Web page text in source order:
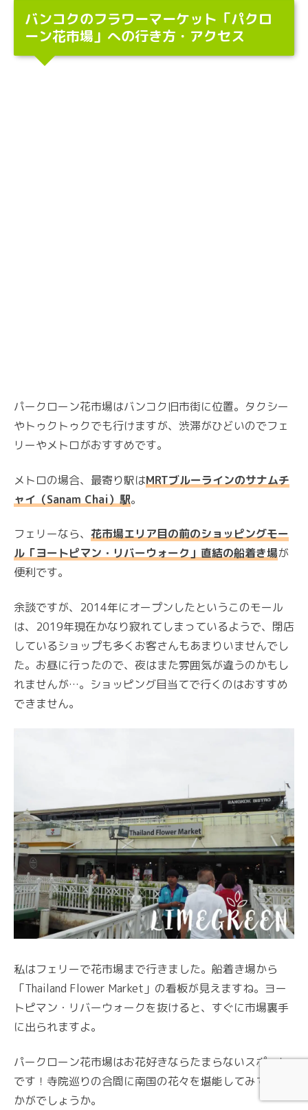
バンコクのフラワーマーケット「パクロ
ーン花市場」への行き方・アクセス
パークローン花市場はバンコク旧市街に位置。タクシー
やトゥクトゥクでも行けますが、渋滞がひどいのでフェ
リーやメトロがおすすめです。
メトロの場合、最寄り駅はMRTブルーラインのサナムチ
ャイ（Sanam Chai）駅。
フェリーなら、 花市場エリア目の前のショッピングモー
ル「ヨートピマン・リバーウォーク」直結の船着き場が
便利です。
余談ですが、2014年にオープンしたというこのモール
は、2019年現在かなり寂れてしまっているようで、閉店
しているショップも多くお客さんもあまりいませんでし
た。お昼に行ったので、夜はまた雰囲気が違うのかもし
れませんが…。ショッピング目当てで行くのはおすすめ
できません。
私はフェリーで花市場まで行きました。船着き場から
「Thailand Flower Market」の看板が見えますね。ヨー
トピマン・リバーウォークを抜けると、すぐに市場裏手
に出られますよ。
パークローン花市場はお花好きならたまらないスポット
です！寺院巡りの合間に南国の花々を堪能してみてはい
かがでしょうか。